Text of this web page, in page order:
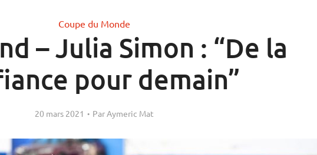
Coupe du Monde
– Julia Simon : “De la
pour demain”
20 mars 2021 ParAymeric Mat